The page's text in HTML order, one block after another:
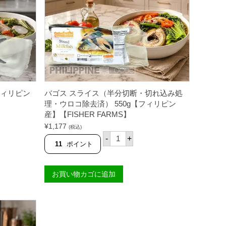
リピン
バゴス スライス（半分切断・切れ込み処
理・ウロコ除去済） 550g【フィリピン
産】【FISHER FARMS】
¥1,177 (税込)
11 ポイント
- バ
ゴ
ラ
イ
ス
+
お買い物カゴに追加